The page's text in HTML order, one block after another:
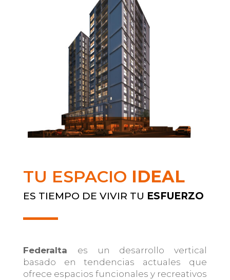
TU ESPACIO IDEAL
ES TIEMPO DE VIVIR TU ESFUERZO
Federalta es un desarrollo vertical
basado en tendencias actuales que
ofrece espacios funcionales y recreativos